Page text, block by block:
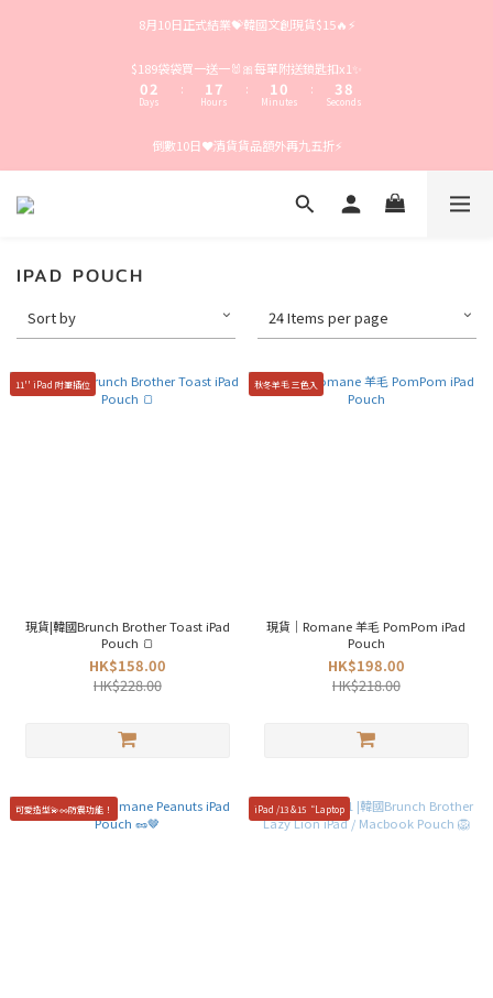
8月10日正式結業💝韓國文創現貨$15🔥⚡️
$189袋袋買一送一🐰🎀每單附送鎖匙扣x1✨
3
1
0
5
3
2
1
Days
:
4
2
1
0
8
7
6
4
3
Hours
:
4
2
1
0
3
1
0
Minutes
:
6
4
3
2
0
9
8
7
4
2
Seconds
倒數10日❤️清貨貨品額外再九五折⚡️
IPAD POUCH
Sort by 24 Items per page
11'' iPad 附筆插位
現貨|韓國Brunch Brother Toast iPad
Pouch 🍞
HK$158.00
HK$228.00
秋冬羊毛 三色入
現貨｜Romane 羊毛 PomPom iPad
Pouch
HK$198.00
HK$218.00
可愛造型💫🥜防震功能！ iPad /13 &15“Laptop